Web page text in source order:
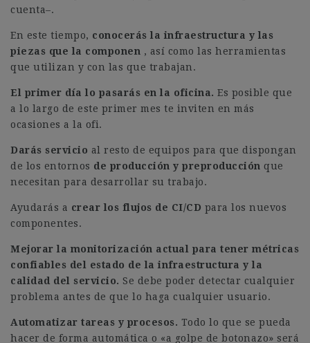
cuenta–.
En este tiempo, conocerás la infraestructura y las
piezas que la componen , así como las herramientas
que utilizan y con las que trabajan.
El primer día lo pasarás en la oficina. Es posible que
a lo largo de este primer mes te inviten en más
ocasiones a la ofi.
Darás servicio al resto de equipos para que dispongan
de los entornos de producción y preproducción que
necesitan para desarrollar su trabajo.
Ayudarás a crear los flujos de CI/CD para los nuevos
componentes.
Mejorar la monitorización actual para tener métricas
confiables del estado de la infraestructura y la
calidad del servicio. Se debe poder detectar cualquier
problema antes de que lo haga cualquier usuario.
Automatizar tareas y procesos. Todo lo que se pueda
hacer de forma automática o «a golpe de botonazo» será